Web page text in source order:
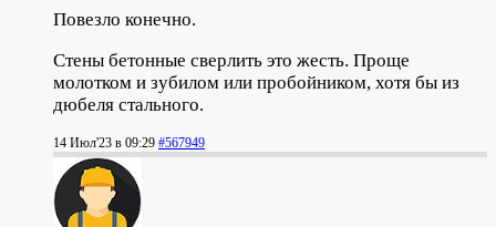
Повезло конечно.
Стены бетонные сверлить это жесть. Проще
молотком и зубилом или пробойником, хотя бы из
дюбеля стального.
14 Июл'23 в 09:29 #567949